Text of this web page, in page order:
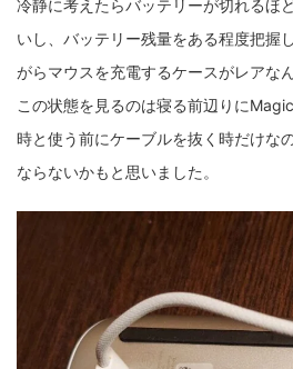
冷静に考えたらバッテリーが切れるほ
いし、バッテリー残量をある程度把握
がらマウスを充電するケースがレアな
この状態を見るのは寝る前辺りに
時と使う前にケーブルを抜く時だけな
ならないかもと思いました。